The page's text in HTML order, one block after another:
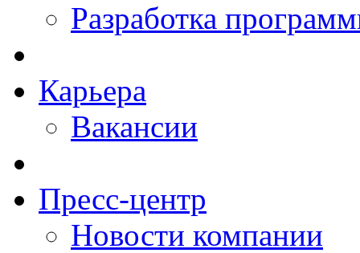
Разработка
Карьера
Вакансии
Пресс-центр
Новости компании